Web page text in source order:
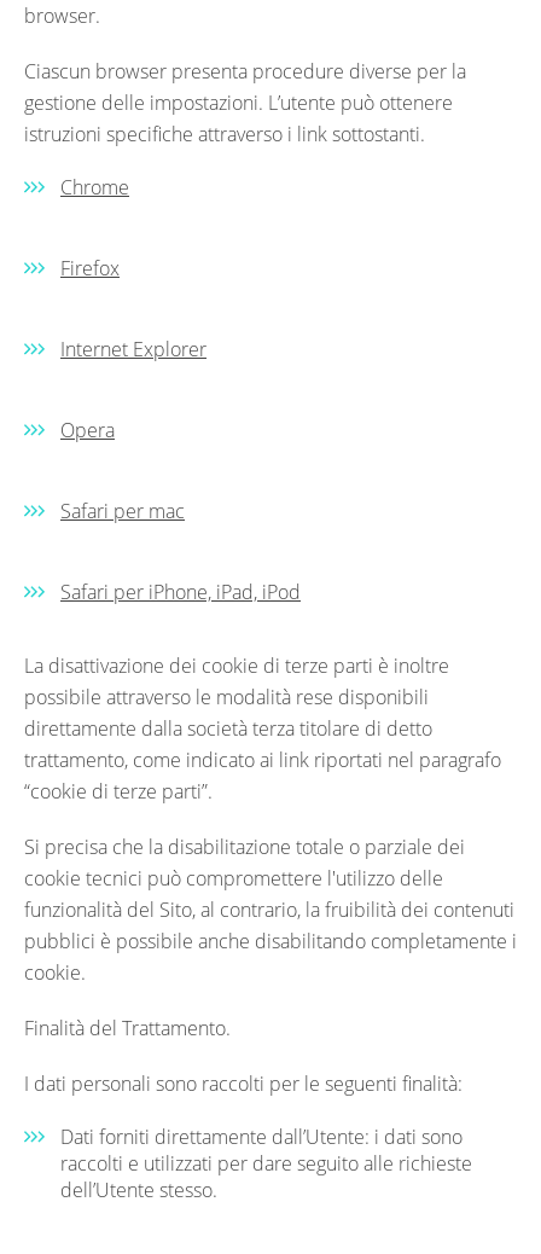
browser.
Ciascun browser presenta procedure diverse per la
gestione delle impostazioni. L’utente può ottenere
istruzioni specifiche attraverso i link sottostanti.
Chrome
Firefox
Internet Explorer
Opera
Safari per mac
Safari per iPhone, iPad, iPod
La disattivazione dei cookie di terze parti è inoltre
possibile attraverso le modalità rese disponibili
direttamente dalla società terza titolare di detto
trattamento, come indicato ai link riportati nel paragrafo
“cookie di terze parti”.
Si precisa che la disabilitazione totale o parziale dei
cookie tecnici può compromettere l'utilizzo delle
funzionalità del Sito, al contrario, la fruibilità dei contenuti
pubblici è possibile anche disabilitando completamente i
cookie.
Finalità del Trattamento.
I dati personali sono raccolti per le seguenti finalità:
Dati forniti direttamente dall’Utente: i dati sono
raccolti e utilizzati per dare seguito alle richieste
dell’Utente stesso.